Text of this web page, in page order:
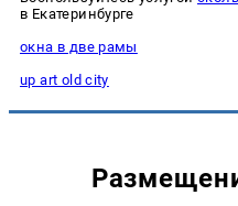
в Екатеринбурге
окна в две рамы
up art old city